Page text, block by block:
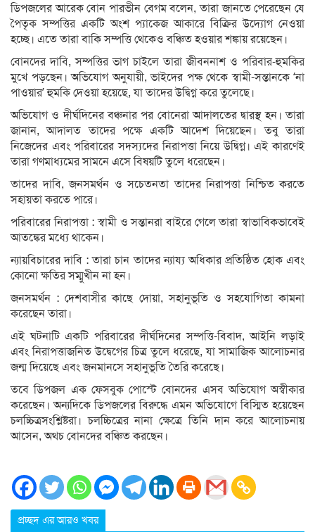
ডিপজলের আরেক বোন পারভীন বেগম বলেন, তারা জানতে পেরেছেন যে
পৈতৃক সম্পত্তির একটি অংশ প্যাকেজ আকারে বিক্রির উদ্যোগ নেওয়া
হচ্ছে। এতে তারা বাকি সম্পত্তি থেকেও বঞ্চিত হওয়ার শঙ্কায় রয়েছেন।
বোনদের দাবি, সম্পত্তির ভাগ চাইলে তারা জীবননাশ ও পরিবার-হুমকির
মুখে পড়ছেন। অভিযোগ অনুযায়ী, ভাইদের পক্ষ থেকে স্বামী-সন্তানকে ‘না
পাওয়ার’ হুমকি দেওয়া হয়েছে, যা তাদের উদ্বিগ্ন করে তুলেছে।
অভিযোগ ও দীর্ঘদিনের বঞ্চনার পর বোনেরা আদালতের দ্বারস্থ হন। তারা
জানান, আদালত তাদের পক্ষে একটি আদেশ দিয়েছেন। তবু তারা
নিজেদের এবং পরিবারের সদস্যদের নিরাপত্তা নিয়ে উদ্বিগ্ন। এই কারণেই
তারা গণমাধ্যমের সামনে এসে বিষয়টি তুলে ধরেছেন।
তাদের দাবি, জনসমর্থন ও সচেতনতা তাদের নিরাপত্তা নিশ্চিত করতে
সহায়তা করতে পারে।
পরিবারের নিরাপত্তা : স্বামী ও সন্তানরা বাইরে গেলে তারা স্বাভাবিকভাবেই
আতঙ্কের মধ্যে থাকেন।
ন্যায়বিচারের দাবি : তারা চান তাদের ন্যায্য অধিকার প্রতিষ্ঠিত হোক এবং
কোনো ক্ষতির সম্মুখীন না হন।
জনসমর্থন : দেশবাসীর কাছে দোয়া, সহানুভূতি ও সহযোগিতা কামনা
করেছেন তারা।
এই ঘটনাটি একটি পরিবারের দীর্ঘদিনের সম্পত্তি-বিবাদ, আইনি লড়াই
এবং নিরাপত্তাজনিত উদ্বেগের চিত্র তুলে ধরেছে, যা সামাজিক আলোচনার
জন্ম দিয়েছে এবং জনমানসে সহানুভূতি তৈরি করেছে।
তবে ডিপজল এক ফেসবুক পোস্টে বোনদের এসব অভিযোগ অস্বীকার
করেছেন। অন্যদিকে ডিপজলের বিরুদ্ধে এমন অভিযোগে বিস্মিত হয়েছেন
চলচ্চিত্রসংশ্লিষ্টরা। চলচ্চিত্রের নানা ক্ষেত্রে তিনি দান করে আলোচনায়
আসেন, অথচ বোনদের বঞ্চিত করছেন।
প্রচ্ছদ এর আরও খবর